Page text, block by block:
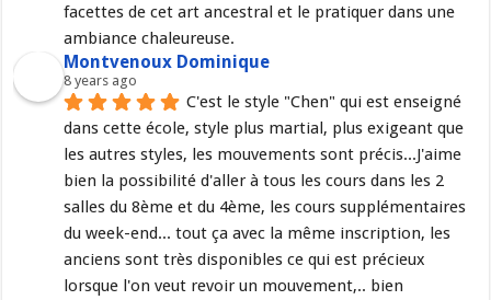
facettes de cet art ancestral et le pratiquer dans une
ambiance chaleureuse.
Montvenoux Dominique
8 years ago
C'est le style "Chen" qui est enseigné
dans cette école, style plus martial, plus exigeant que
les autres styles, les mouvements sont précis...J'aime
bien la possibilité d'aller à tous les cours dans les 2
salles du 8ème et du 4ème, les cours supplémentaires
du week-end... tout ça avec la même inscription, les
anciens sont très disponibles ce qui est précieux
lorsque l'on veut revoir un mouvement,.. bien